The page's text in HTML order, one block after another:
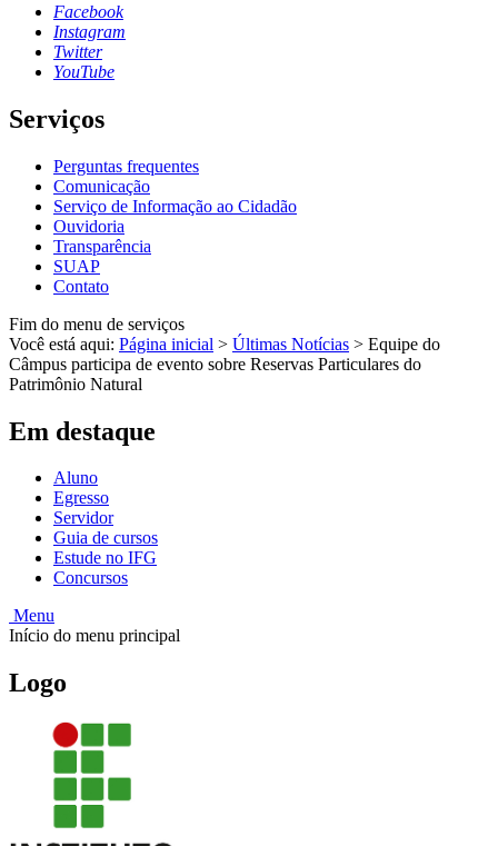
Facebook
Instagram
Twitter
YouTube
Serviços
Perguntas frequentes
Comunicação
Serviço de Informação ao Cidadão
Ouvidoria
Transparência
SUAP
Contato
Fim do menu de serviços
Você está aqui: Página inicial > Últimas Notícias > Equipe do
Câmpus participa de evento sobre Reservas Particulares do
Patrimônio Natural
Em destaque
Aluno
Egresso
Servidor
Guia de cursos
Estude no IFG
Concursos
Menu
Início do menu principal
Logo